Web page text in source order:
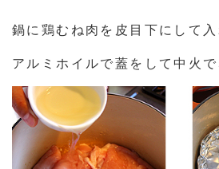
鍋に鶏むね肉を皮目下にして入
アルミホイルで蓋をして中火